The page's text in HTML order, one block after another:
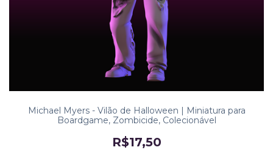
Michael Myers - Vilão de Halloween | Miniatura para
Boardgame, Zombicide, Colecionável
R$17,50